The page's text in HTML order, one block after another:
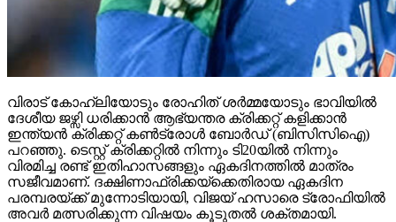
വിരാട് കോഹ്ലിയോടും രോഹിത് ശര്‍മ്മയോടും ഭാവിയില്‍
ദേശീയ ജഴ്സി ധരിക്കാന്‍ ആഭ്യന്തര ക്രിക്കറ്റ് കളിക്കാന്‍
ഇന്ത്യന്‍ ക്രിക്കറ്റ് കണ്‍ട്രോള്‍ ബോര്‍ഡ് (ബിസിസിഐ)
പറഞ്ഞു. ടെസ്റ്റ് ക്രിക്കറ്റില്‍ നിന്നും ടി20യില്‍ നിന്നും
വിരമിച്ച രണ്ട് ഇതിഹാസങ്ങളും ഏകദിനത്തില്‍ മാത്രം
സജീവമാണ്. ദക്ഷിണാഫ്രിക്കയ്ക്കെതിരായ ഏകദിന
പരമ്പരയ്ക്ക് മുന്നോടിയായി, വിജയ് ഹസാരെ ട്രോഫിയില്‍
അവര്‍ മത്സരിക്കുന്ന വിഷയം കൂടുതല്‍ ശക്തമായി.